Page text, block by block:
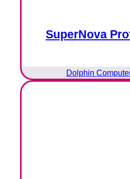
SuperNova
Dolphin